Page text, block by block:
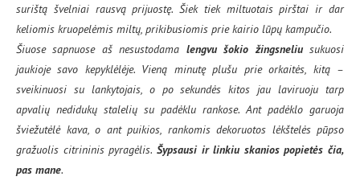
surištą švelniai rausvą prijuostę. Šiek tiek miltuotais pirštai ir dar
keliomis kruopelėmis miltų, prikibusiomis prie kairio lūpų kampučio.
Šiuose sapnuose aš nesustodama lengvu šokio žingsneliusukuosi
jaukioje savo kepyklėlėje. Vieną minutę plušu prie orkaitės, kitą –
sveikinuosi su lankytojais, o po sekundės kitos jau laviruoju tarp
apvalių nedidukų stalelių su padėklu rankose. Ant padėklo garuoja
šviežutėlė kava, o ant puikios, rankomis dekoruotos lėkštelės pūpso
gražuolis citrininis pyragėlis. Šypsausi ir linkiu skanios popietės čia,
pas mane.